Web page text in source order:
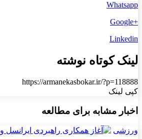
Whatsapp
+Google
Linkedin
لینک کوتاه نوشته
https://armanekasbokar.ir/?p=118888
کپی لینک
اخبار مشابه برای مطالعه
ورزشی